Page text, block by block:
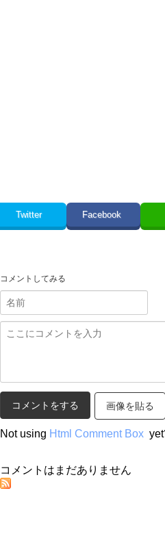
Twitter Facebook
コメントしてみる
画像を貼る
Not using Html Comment Box
コメントはまだありません